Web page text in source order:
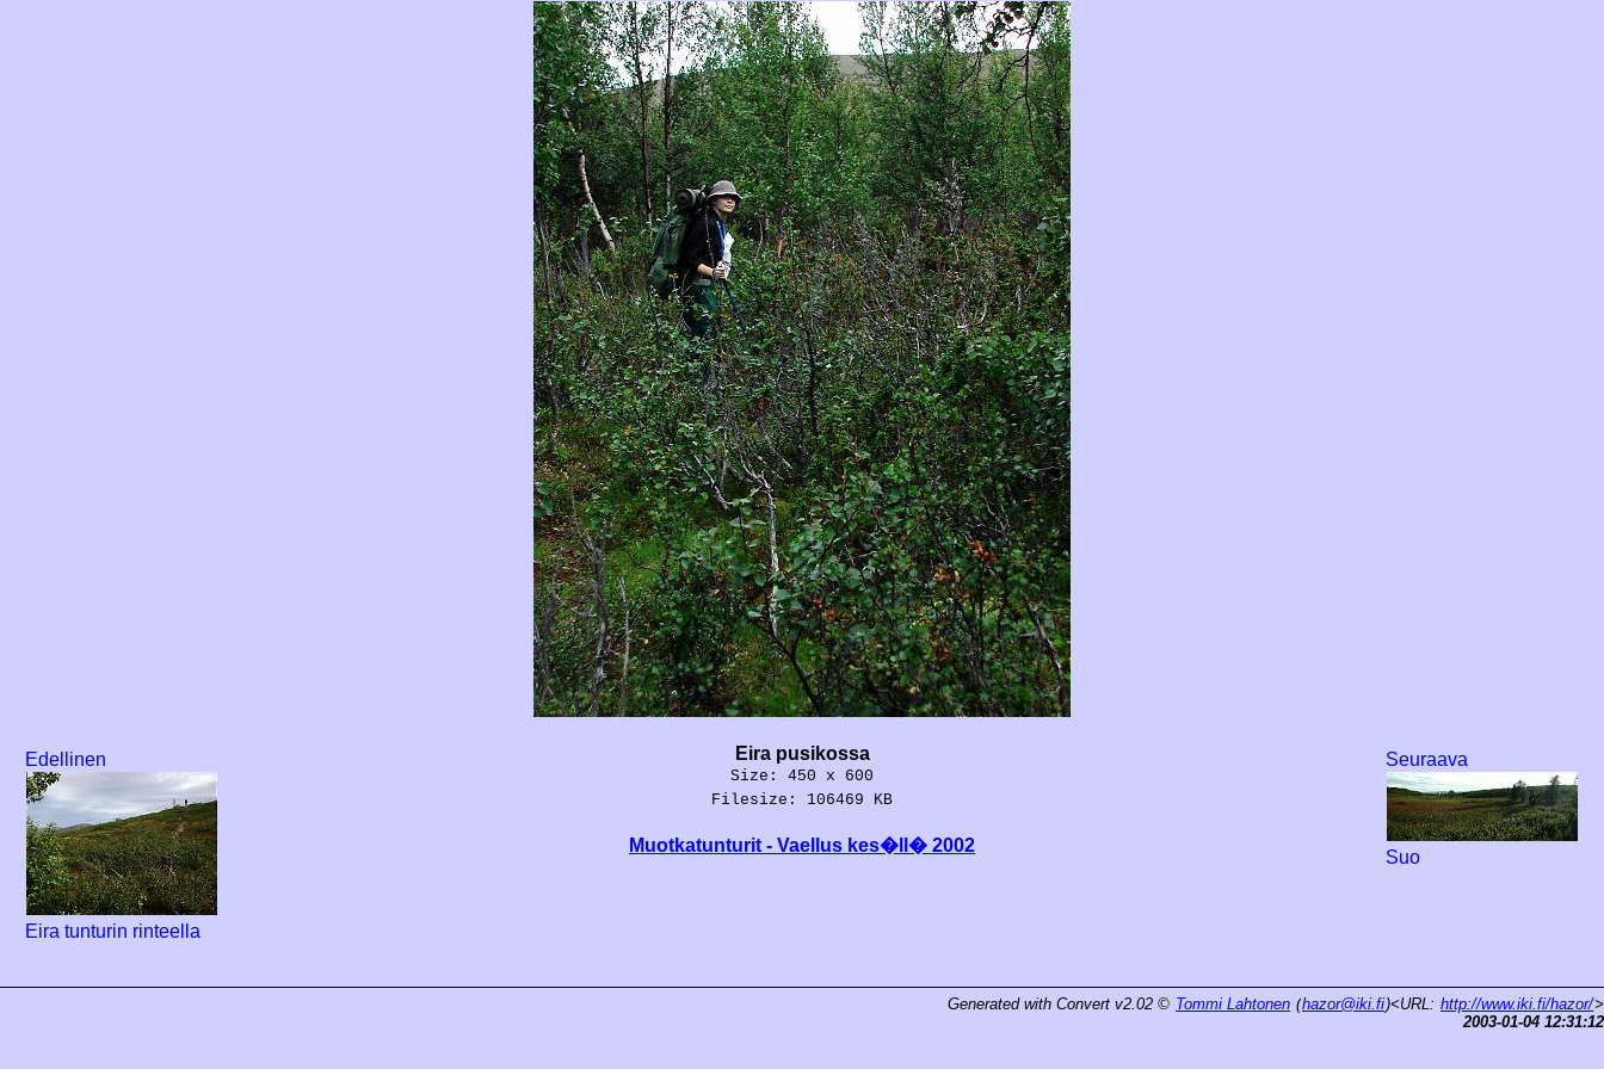
Edellinen
Eira tunturin rinteella
Seuraava
Suo
Eira pusikossa
Size: 450 x 600
Filesize: 106469 KB
Muotkatunturit - Vaellus kes�ll� 2002
Generated with Convert v2.02 © Tommi Lahtonen (hazor@iki.fi)<URL: http://www.iki.fi/hazor/>
2003-01-04 12:31:12